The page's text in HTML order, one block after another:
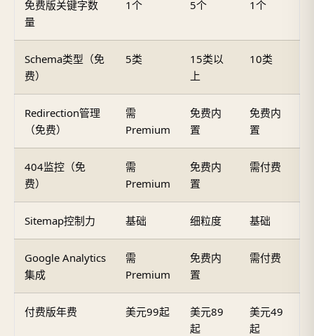
免费版关键字数
量
1个 5个 1个
Schema类型（免
费）
5类
15类以
上
10类
Redirection管理
（免费）
需
Premium
免费内
置
免费内
置
404监控（免
费）
需
Premium
免费内
置
需付费
Sitemap控制力 基础 细粒度 基础
Google Analytics
集成
需
Premium
免费内
置
需付费
付费版年费 美元99起
美元89
起
美元49
起